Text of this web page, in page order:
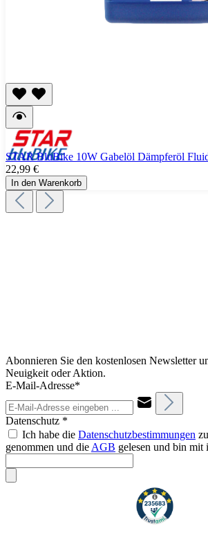
STAR BluBike 10W Gabelöl Dämpferöl
22,99 €
In den Warenkorb
Abonnieren Sie den kostenlosen Newsletter
Neuigkeit oder Aktion.
E-Mail-Adresse*
Datenschutz *
Ich habe die Datenschutzbestimmungen
genommen und die AGB gelesen und bin mit